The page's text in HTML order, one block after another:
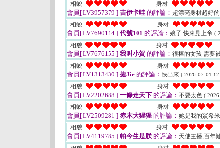
相貌
身材
會員[ LV3957379 ] 吉伊卡哇 的評論： 超漂亮身材超好
相貌
身材
會員[ LV7690114 ] 代號101 的評論： 娘子 快來見上帝 (
相貌 身材
會員[ LV7676155 ] 我叫小賀 的評論： 很棒的女孩 需要
相貌
身材
會員[ LV1313430 ] 捷Jie 的評論：快出來 ( 2026-07-01
相貌 身材
會員[ LV2202688 ] 一條走天下 的評論： 不要太色 (
相貌 身材
會員[ LV2509281 ] 赤木大猩猩 的評論： 她是我的鯊希
相貌
身材
會員[ LV4119785 ] 帕今生是朕 的評論： 天使主播,百年